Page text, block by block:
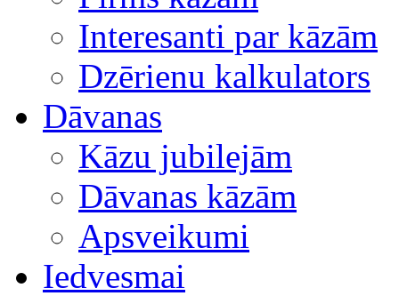
Interesanti par kāzām
Dzērienu kalkulators
Dāvanas
Kāzu jubilejām
Dāvanas kāzām
Apsveikumi
Iedvesmai